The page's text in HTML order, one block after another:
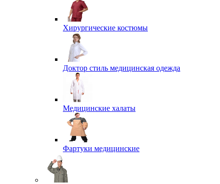
Хирургические костюмы
Доктор стиль медицинская одежда
Медицинские халаты
Фартуки медицинские